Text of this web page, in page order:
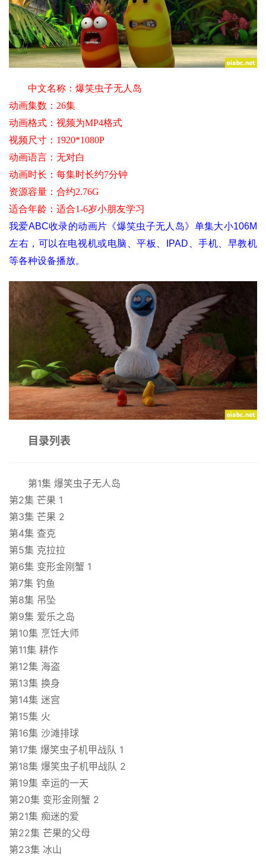
首
页
英
中文名称： 爆笑虫子无人岛
动画集数：26集
动画格式：视频为MP4格式
视频尺寸 ：1920*1080P
动画语言：无对白
动画时长：每集时长约7分钟
资源容量：合约2.76G
适合年龄 ：适合1-6岁小朋友学习
我爱ABC收录的动画片《爆笑虫子无人岛》单集大小106M
左右，可以在电视机或电脑、平板、IPAD、手机、早教机
等各种设备播放。
目录列表
第1集 爆笑虫子无人岛
第2集 芒果 1
第3集 芒果 2
第4集 查克
第5集 克拉拉
第6集 变形金刚蟹 1
第7集 钓鱼
第8集 吊坠
第9集 爱乐之岛
第10集 烹饪大师
第11集 耕作
第12集 海盗
第13集 换身
第14集 迷宫
第15集 火
第16集 沙滩排球
第17集 爆笑虫子机甲战队 1
第18集 爆笑虫子机甲战队 2
第19集 幸运的一天
第20集 变形金刚蟹 2
第21集 痴迷的爱
第22集 芒果的父母
第23集 冰山